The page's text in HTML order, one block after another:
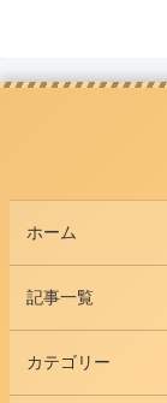
ホーム
記事一覧
カテゴリー